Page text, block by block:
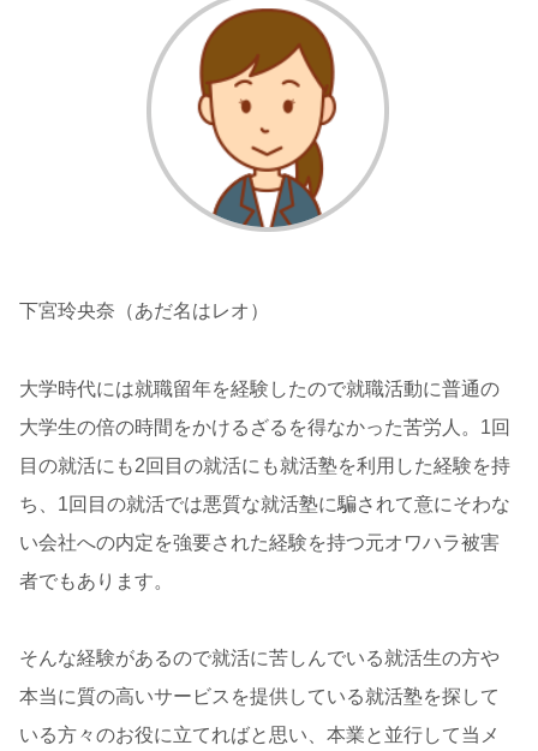
下宮玲央奈（あだ名はレオ）
大学時代には就職留年を経験したので就職活動に普通の
大学生の倍の時間をかけるざるを得なかった苦労人。1回
目の就活にも2回目の就活にも就活塾を利用した経験を持
ち、1回目の就活では悪質な就活塾に騙されて意にそわな
い会社への内定を強要された経験を持つ元オワハラ被害
者でもあります。
そんな経験があるので就活に苦しんでいる就活生の方や
本当に質の高いサービスを提供している就活塾を探して
いる方々のお役に立てればと思い、本業と並行して当メ